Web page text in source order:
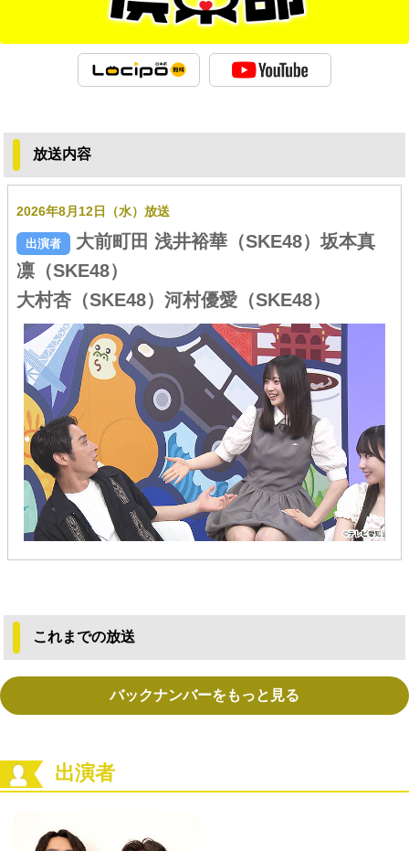
放送内容
2026年8月12日（水）放送
大前町田 浅井裕華（SKE48）坂本真
凛（SKE48）
大村杏（SKE48）河村優愛（SKE48）
これまでの放送
バックナンバーをもっと見る
出演者